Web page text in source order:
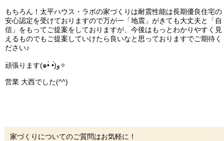
もちろん！太平ハウス・ラボの家づくりは耐震性能は長期優良住宅の
安心認定を受けておりますので万が一「地震」がきても大丈夫と「自
信」をもってご提案をしておりますが、今後はもっとわかりやすく見
えるものでもご提案していけたら良いなと思っておりますでご期待く
ださい♪
頑張ります(๑•̀ •́)و✧
営業 大西でした(^^)
家づくりについてのご質問はお気軽に！